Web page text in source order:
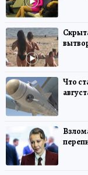
Что